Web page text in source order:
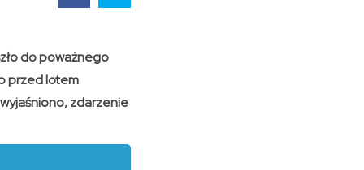
do poważnego
przed lotem
zdarzenie